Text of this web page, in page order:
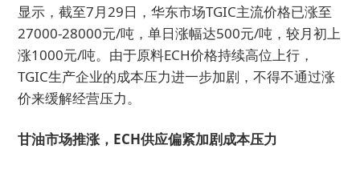
显示，截至7月29日，华东市场TGIC主流价格已涨至
27000-28000元/吨，单日涨幅达500元/吨，较月初上
涨1000元/吨。由于原料ECH价格持续高位上行，
TGIC生产企业的成本压力进一步加剧，不得不通过涨
价来缓解经营压力。
甘油市场推涨，ECH供应偏紧加剧成本压力